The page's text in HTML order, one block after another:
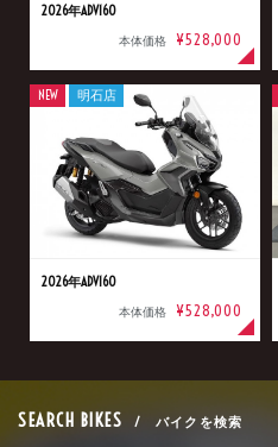
2026年ADV160
本体価格 ¥528,000
2026年ADV160
本体価格 ¥528,000
NEW 明石店
SEARCH BIKES / バイクを検索